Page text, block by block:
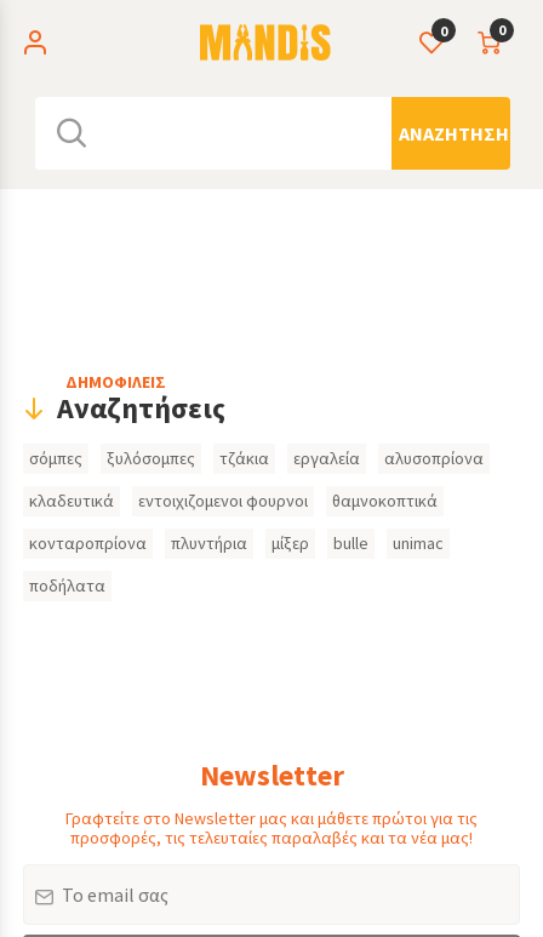
0
ΑΝΑΖΉΤΗΣΗ
0
HeaderΔΗΜΟΦΙΛΕΙΣ
Αναζητήσεις
Search
σόμπες ξυλόσομπες τζάκια εργαλεία
αλυσοπρίονα
κλαδευτικά
εντοιχιζομενοι φουρνοι
θαμνοκοπτικά
κονταροπρίονα
πλυντήρια μίξερ bulle
unimac
ποδήλατα
Newsletter
Γραφτείτε στο Newsletter μας και μάθετε πρώτοι για τις
προσφορές, τις τελευταίες παραλαβές και τα νέα μας!